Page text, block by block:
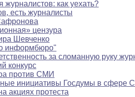
журналистов: как уехать?
есть журналисты
цензура
Шевченко
информбюро"
за сломанную руку
конкурс
против СМИ
инициативы Госдумы в сфере
акциях протеста